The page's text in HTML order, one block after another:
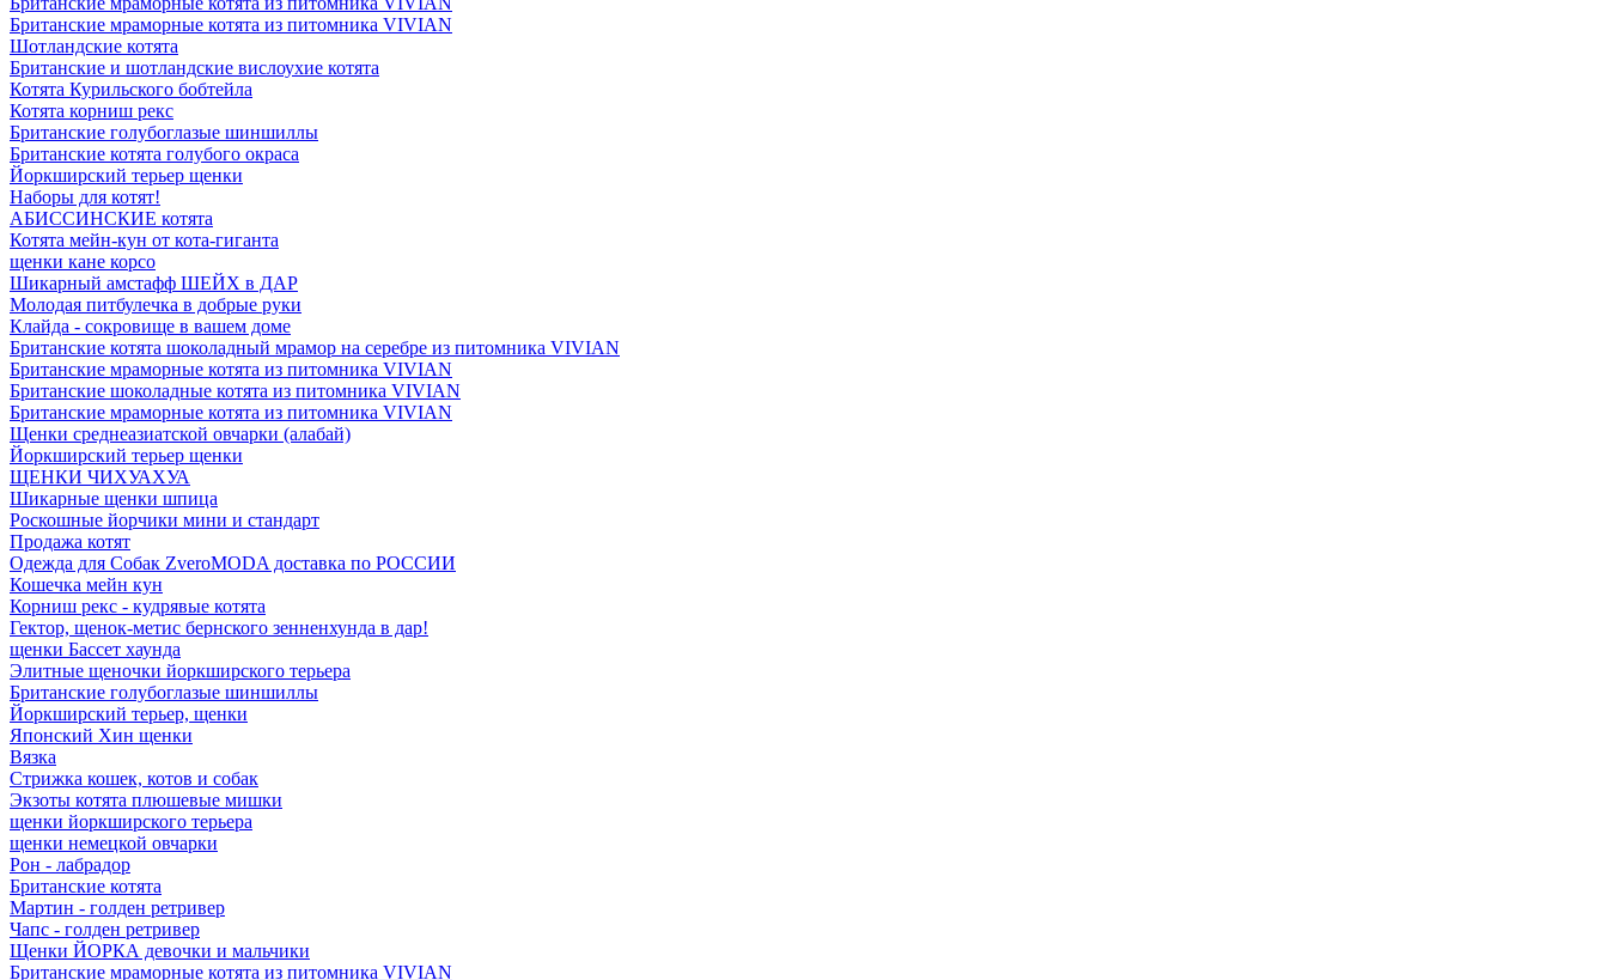
Британские мраморные котята из питомника VIVIAN
Шотландские котята
Британские и шотландские вислоухие котята
Котята Курильского бобтейла
Котята корниш рекс
Британские голубоглазые шиншиллы
Британские котята голубого окраса
Йоркширский терьер щенки
Наборы для котят!
АБИССИНСКИЕ котята
Котята мейн-кун от кота-гиганта
щенки кане корсо
Шикарный амстафф ШЕЙХ в ДАР
Молодая питбулечка в добрые руки
Клайда - сокровище в вашем доме
Британские котята шоколадный мрамор на серебре из питомника VIVIAN
Британские мраморные котята из питомника VIVIAN
Британские шоколадные котята из питомника VIVIAN
Британские мраморные котята из питомника VIVIAN
Щенки среднеазиатской овчарки (алабай)
Йоркширский терьер щенки
ЩЕНКИ ЧИХУАХУА
Шикарные щенки шпица
Роскошные йорчики мини и стандарт
Продажа котят
Одежда для Собак ZveroMODA доставка по РОССИИ
Кошечка мейн кун
Корниш рекс - кудрявые котята
Гектор, щенок-метис бернского зенненхунда в дар!
щенки Бассет хаунда
Элитные щеночки йоркширского терьера
Британские голубоглазые шиншиллы
Йоркширский терьер, щенки
Японский Хин щенки
Вязка
Стрижка кошек, котов и собак
Экзоты котята плюшевые мишки
щенки йоркширского терьера
щенки немецкой овчарки
Рон - лабрадор
Британские котята
Мартин - голден ретривер
Чапс - голден ретривер
Щенки ЙОРКА девочки и мальчики
Британские мраморные котята из питомника VIVIAN